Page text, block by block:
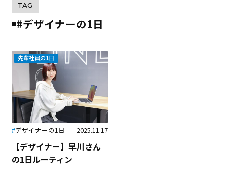
TAG
#デザイナーの1日
先輩社員の1日
#デザイナーの1日 2025.11.17
【デザイナー】 早川さん
の1日ルーティン